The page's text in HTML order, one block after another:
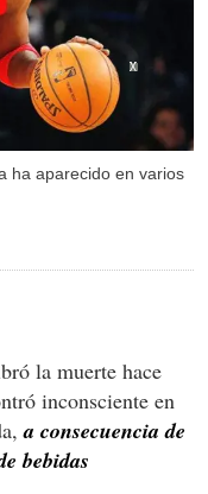
ha aparecido en varios
X
X
X
la muerte hace
inconsciente en
a consecuencia de
bebidas